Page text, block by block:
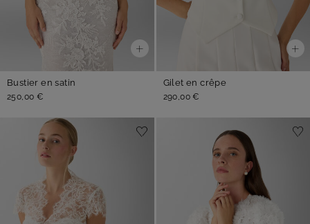
Bustier en satin
250,00 €
Gilet en crêpe
290,00 €